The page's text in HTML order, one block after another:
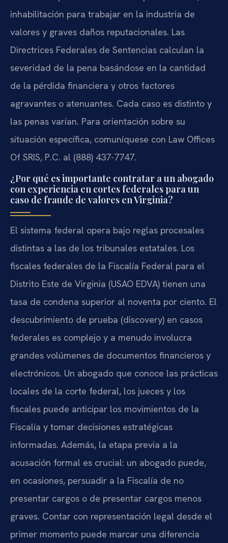
inhabilitación para trabajar en la industria de
valores y graves daños reputacionales. Las
Directrices Federales de Sentencias calculan la
severidad de la pena basándose en la cantidad
de la pérdida financiera y otros factores
agravantes o atenuantes. Cada caso es distinto y
las penas varían. Para orientación sobre su
situación específica, comuníquese con Law Offices
Of SRIS, P.C. al (888) 437-7747.
¿Por qué es importante contratar a un abogado
con experiencia en cortes federales para un
caso de fraude de valores en Virginia?
El sistema federal opera bajo reglas procesales
distintas a las de los tribunales estatales. Los
fiscales federales de la Fiscalía Federal para el
Distrito Este de Virginia (USAO EDVA) tienen una
tasa de condena superior al noventa por ciento. El
descubrimiento de prueba (discovery) en casos
federales es complejo y a menudo involucra
grandes volúmenes de documentos financieros y
electrónicos. Un abogado que conoce las prácticas
locales de la corte federal, los jueces y los
fiscales puede anticipar los movimientos de la
Fiscalía y tomar decisiones estratégicas
informadas. Además, la etapa previa a la
acusación formal es crucial: un abogado puede,
en ocasiones, persuadir a la Fiscalía de no
presentar cargos o de presentar cargos menos
graves. Contar con representación legal desde el
primer momento puede marcar una diferencia